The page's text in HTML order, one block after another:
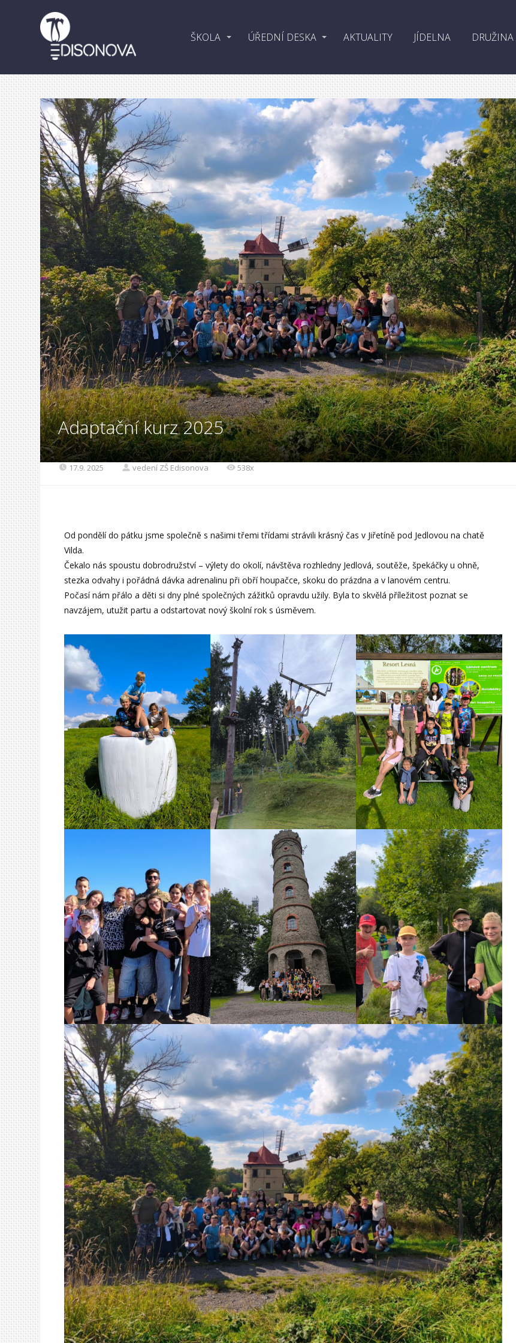
ŠKOLA ÚŘEDNÍ DESKA AKTUALITY JÍDELNA DRUŽINA
Adaptační kurz 2025
17.9. 2025 vedení ZŠ Edisonova 538x
Od pondělí do pátku jsme společně s našimi třemi třídami strávili krásný čas v Jiřetíně pod Jedlovou na chatě
Vilda.
Čekalo nás spoustu dobrodružství – výlety do okolí, návštěva rozhledny Jedlová, soutěže, špekáčky u ohně,
stezka odvahy i pořádná dávka adrenalinu při obří houpačce, skoku do prázdna a v lanovém centru.
Počasí nám přálo a děti si dny plné společných zážitků opravdu užily. Byla to skvělá příležitost poznat se
navzájem, utužit partu a odstartovat nový školní rok s úsměvem.